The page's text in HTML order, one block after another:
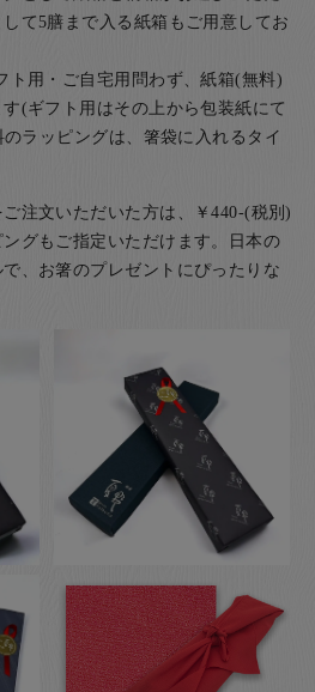
て5膳まで入る紙箱もご用意してお
ト用・ご自宅用問わず、紙箱(無料)
(ギフト用はその上から包装紙にて
ラッピングは、箸袋に入れるタイ
注文いただいた方は、￥440-(税別)
グもご指定いただけます。日本の
、お箸のプレゼントにぴったりな